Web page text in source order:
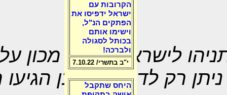
נתניהו לישראל והקים
רק לדמיין מהיכן
הקרובות עם
ישראל ידפיסו את
הפתקים הנ"ל,
וישימו אותם
בכותל לסגולה
ולברכה!
י"ב בתשרי/ 7.10.22
היחס שתקבל